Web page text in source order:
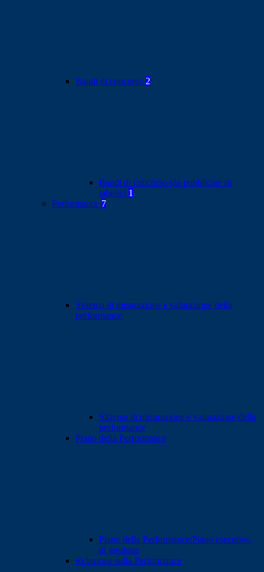
Bandi di concorso 2
Bandi di concorso (da pubblicare in
tabelle) 1
Performance 7
Sistema di misurazione e valutazione della
performance
Sistema di misurazione e valutazione della
performance
Piano della Performance
Piano della Performance/Piano esecutivo
di gestione
Relazione sulla Performance